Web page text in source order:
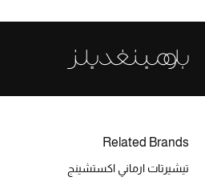
الرجال
مستلزمات المنزل
Related Brands
تيشيرتات ارماني اكستشينج